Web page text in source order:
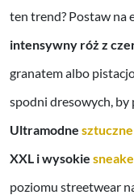
ten trend? Postaw na
intensywny róż z
granatem albo
spodni dresowych, by
Ultramodne
XXL i wysokie
poziomu streetwear